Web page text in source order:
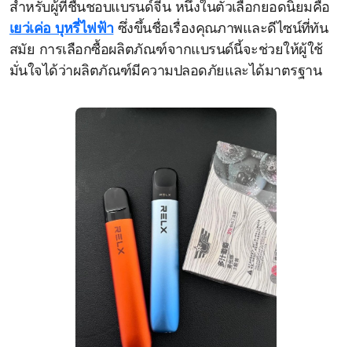
สำหรับผู้ที่ชื่นชอบแบรนด์จีน หนึ่งในตัวเลือกยอดนิยมคือ
เยว่เค่อ บุหรี่ไฟฟ้าซึ่งขึ้นชื่อเรื่องคุณภาพและดีไซน์ที่ทัน
สมัย การเลือกซื้อผลิตภัณฑ์จากแบรนด์นี้จะช่วยให้ผู้ใช้
มั่นใจได้ว่าผลิตภัณฑ์มีความปลอดภัยและได้มาตรฐาน